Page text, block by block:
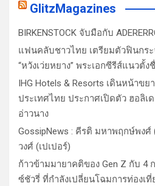
GlitzMagazines
BIRKENSTOCK จับมือกับ
แฟนคลับชาวไทย เตรียมตัวฟินกร
“หวังเว่ยหยาง” พระเอกซีรีส์แนวตั้
IHG Hotels & Resorts เดินหน้าข
ประเทศไทย ประกาศเปิดตัว ฮอลิเ
อ่าวนาง
GossipNews : คีรติ มหาพฤกษ์พง
วงศ์ (เปเปอร์)
ก้าวข้ามมายาคติของ Gen Z กับ 4
ซ์ชัวรี่ ที่กำลังเปลี่ยนโฉมการท่องเ